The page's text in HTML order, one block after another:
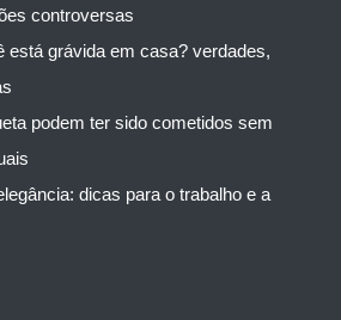
controversas
está grávida em casa? verdades,
podem ter sido cometidos sem
dicas para o trabalho e a